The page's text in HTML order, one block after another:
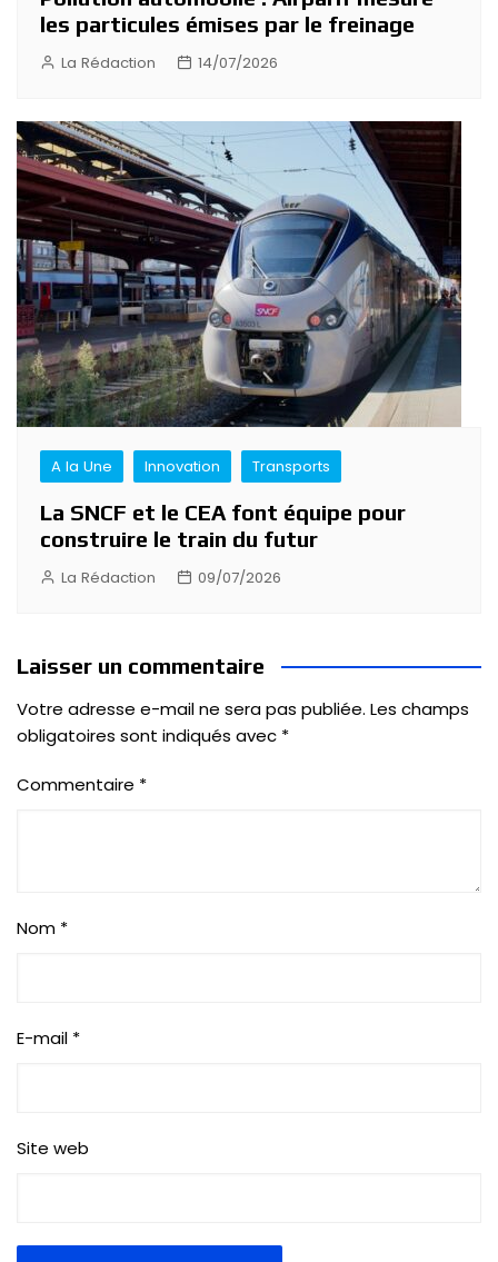
les particules émises par le freinage
La Rédaction 14/07/2026
A la Une Innovation Transports
La SNCF et le CEA font équipe pour
construire le train du futur
La Rédaction 09/07/2026
Laisser un commentaire
Votre adresse e-mail ne sera pas publiée. Les champs
obligatoires sont indiqués avec *
Commentaire *
Nom *
E-mail *
Site web